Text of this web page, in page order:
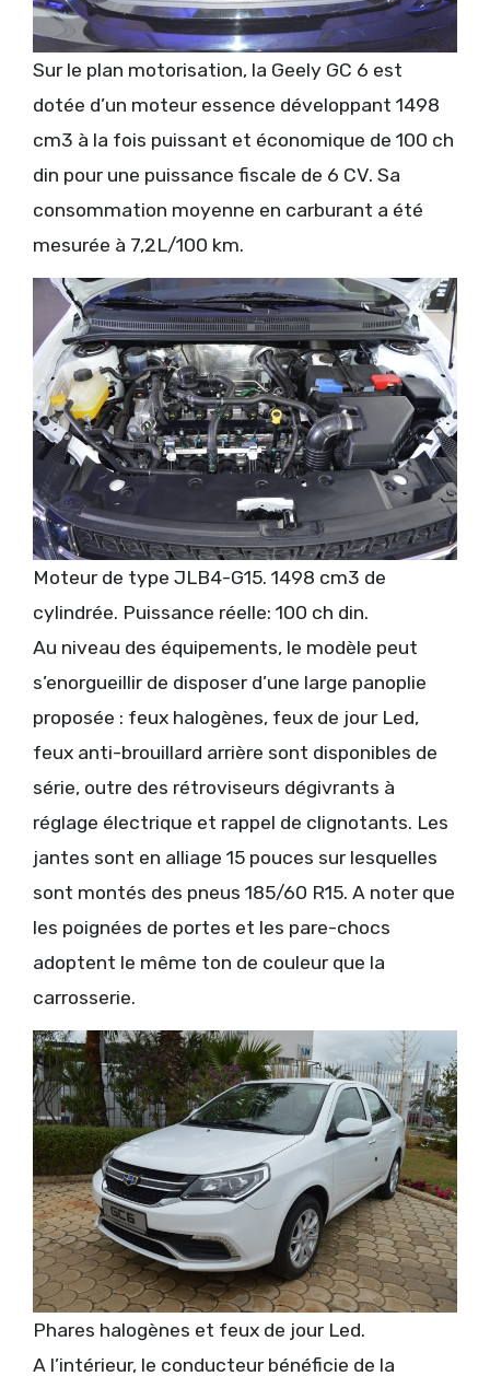
Sur le plan motorisation, la Geely GC 6 est
dotée d’un moteur essence développant 1498
cm3 à la fois puissant et économique de 100 ch
din pour une puissance fiscale de 6 CV. Sa
consommation moyenne en carburant a été
mesurée à 7,2L/100 km.
Moteur de type JLB4-G15. 1498 cm3 de
cylindrée. Puissance réelle: 100 ch din.
Au niveau des équipements, le modèle peut
s’enorgueillir de disposer d’une large panoplie
proposée : feux halogènes, feux de jour Led,
feux anti-brouillard arrière sont disponibles de
série, outre des rétroviseurs dégivrants à
réglage électrique et rappel de clignotants. Les
jantes sont en alliage 15 pouces sur lesquelles
sont montés des pneus 185/60 R15. A noter que
les poignées de portes et les pare-chocs
adoptent le même ton de couleur que la
carrosserie.
Phares halogènes et feux de jour Led.
A l’intérieur, le conducteur bénéficie de la